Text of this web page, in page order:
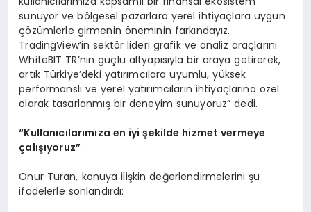
sunuyor ve bölgesel pazarlara yerel ihtiyaçlara uygun
çözümlerle girmenin öneminin farkındayız.
TradingView’in sektör lideri grafik ve analiz araçlarını
WhiteBIT TR’nin güçlü altyapısıyla bir araya getirerek,
artık Türkiye’deki yatırımcılara uyumlu, yüksek
performanslı ve yerel yatırımcıların ihtiyaçlarına özel
olarak tasarlanmış bir deneyim sunuyoruz” dedi.
“Kullanıcılarımıza en iyi şekilde hizmet vermeye
çalışıyoruz”
Onur Turan, konuya ilişkin değerlendirmelerini şu
ifadelerle sonlandırdı: